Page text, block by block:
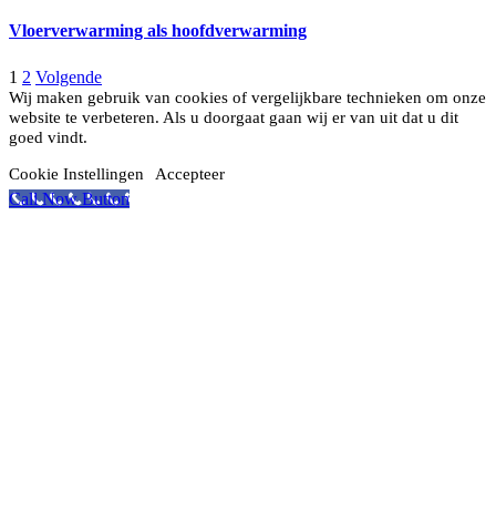
Vloerverwarming als hoofdverwarming
1 2 Volgende
Wij maken gebruik van cookies of vergelijkbare technieken om onze
website te verbeteren. Als u doorgaat gaan wij er van uit dat u dit
goed vindt.
Cookie Instellingen Accepteer
Call Now Button